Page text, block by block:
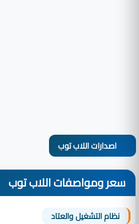
اصدارات اللاب توب
سعر ومواصفات اللاب توب
نظام التشغيل والعتاد